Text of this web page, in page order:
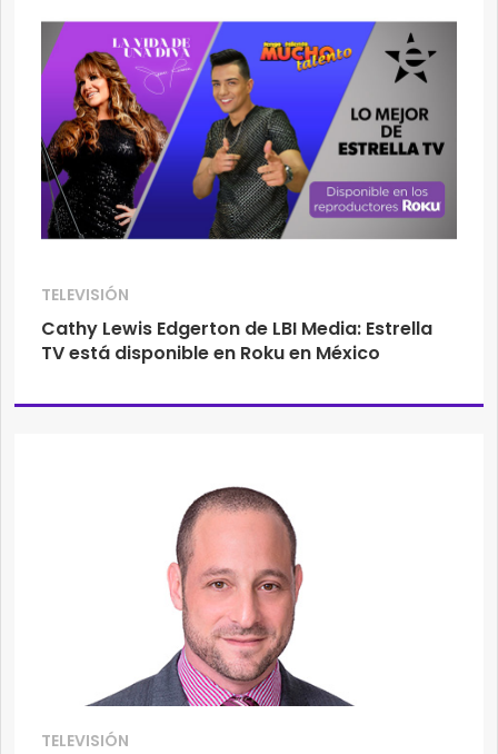
TELEVISIÓN
Cathy Lewis Edgerton de LBI Media: Estrella
TV está disponible en Roku en México
TELEVISIÓN